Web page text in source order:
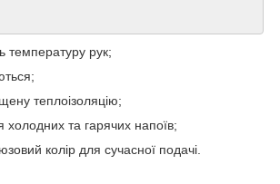
температуру рук;
теплоізоляцію;
холодних та гарячих напоїв;
колір для сучасної подачі.